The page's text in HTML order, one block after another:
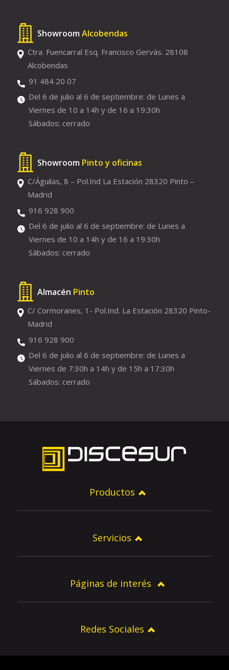
Showroom Alcobendas
Ctra. Fuencarral Esq. Francisco Gervás. 28108
Alcobendas
91 484 20 07
Del 6 de julio al 6 de septiembre: de Lunes a
Viernes de 10 a 14h y de 16 a 19:30h
Sábados: cerrado
Showroom Pinto y oficinas
C/Águilas, 8 – Pol.Ind La Estación 28320 Pinto –
Madrid
916 928 900
Del 6 de julio al 6 de septiembre: de Lunes a
Viernes de 10 a 14h y de 16 a 19:30h
Sábados: cerrado
Almacén Pinto
C/ Cormoranes, 1- Pol.Ind. La Estación 28320 Pinto-
Madrid
916 928 900
Del 6 de julio al 6 de septiembre: de Lunes a
Viernes de 7:30h a 14h y de 15h a 17:30h
Sábados: cerrado
Productos
Servicios
Páginas de interés
Redes Sociales